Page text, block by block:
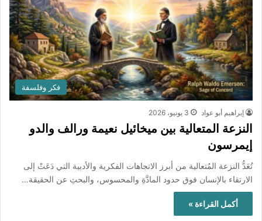
فكر وفلسفة
إبراهيم أبو عواد 3 يونيو، 2026
النزعة المتعالية بين ميخائيل نعيمة ورالف والدو
إيمرسون
تُعَدُّ النزعة المُتعالية من أبرز الاتجاهات الفكرية والأدبية التي دَعَتْ إلى
الارتقاء بالإنسان فوق حدود المادَّةِ والمحسوس، والبحثِ عن الحقيقة…
أكمل القراءة »